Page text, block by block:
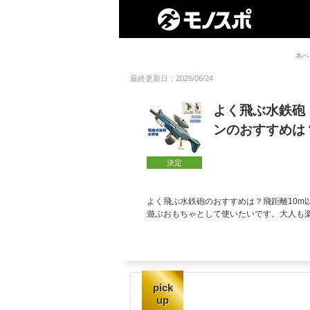
本
最終更新日：2026/06/24
決定
よく飛ぶ水鉄
ンのおすすめは
よく飛ぶ水鉄砲のおすすめは？飛距離10m
遊ぶおもちゃとして使いたいです。大人も
pick
up